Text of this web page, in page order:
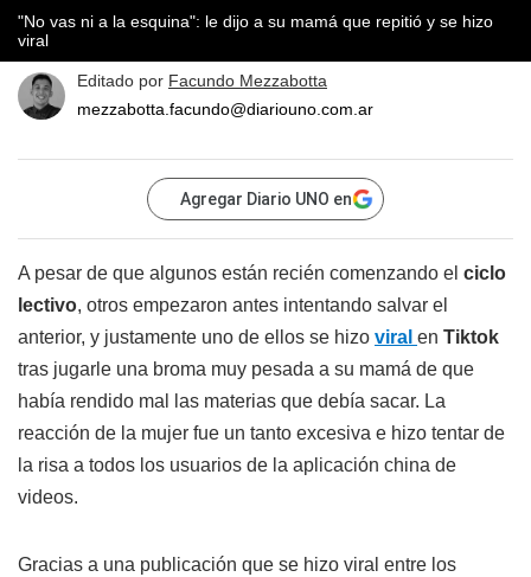
"No vas ni a la esquina": le dijo a su mamá que repitió y se hizo
viral
Editado por Facundo Mezzabotta
mezzabotta.facundo@diariouno.com.ar
Agregar Diario UNO en
A pesar de que algunos están recién comenzando el ciclo
lectivo, otros empezaron antes intentando salvar el
anterior, y justamente uno de ellos se hizo viral en Tiktok
tras jugarle una broma muy pesada a su mamá de que
había rendido mal las materias que debía sacar. La
reacción de la mujer fue un tanto excesiva e hizo tentar de
la risa a todos los usuarios de la aplicación china de
videos.
Gracias a una publicación que se hizo viral entre los